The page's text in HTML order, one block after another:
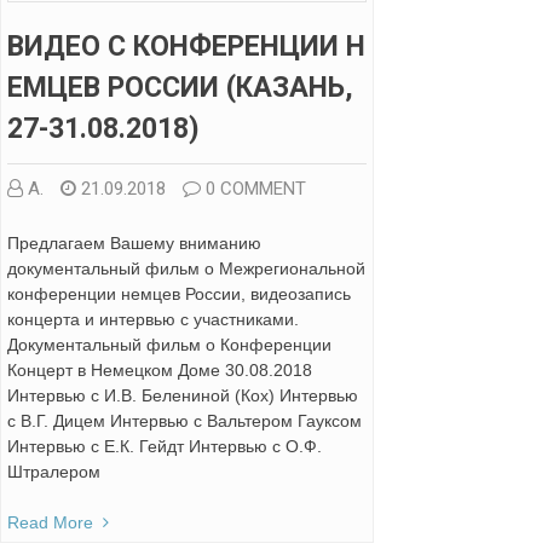
ВИДЕО С КОНФЕРЕНЦИИ Н
ЕМЦЕВ РОССИИ (КАЗАНЬ,
27-31.08.2018)
А. 21.09.2018 0 COMMENT
Предлагаем Вашему вниманию
документальный фильм о Межрегиональной
конференции немцев России, видеозапись
концерта и интервью с участниками.
Документальный фильм о Конференции
Концерт в Немецком Доме 30.08.2018
Интервью с И.В. Белениной (Кох) Интервью
с В.Г. Дицем Интервью с Вальтером Гауксом
Интервью с Е.К. Гейдт Интервью с О.Ф.
Штралером
Read More